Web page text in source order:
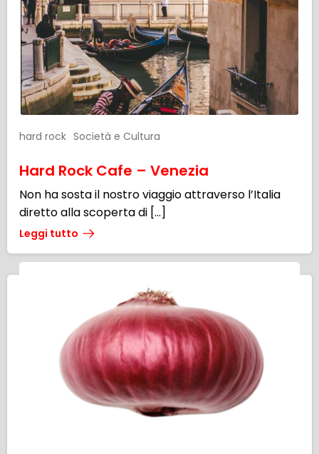
hard rock Società e Cultura
Hard Rock Cafe – Venezia
Non ha sosta il nostro viaggio attraverso l’Italia
diretto alla scoperta di […]
Leggi tutto